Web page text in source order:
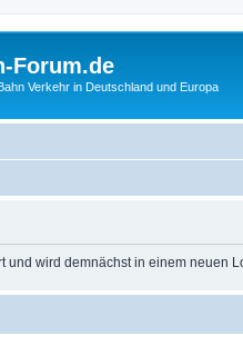
Forum.de
Verkehr in Deutschland und Europa
und wird demnächst in einem neuen